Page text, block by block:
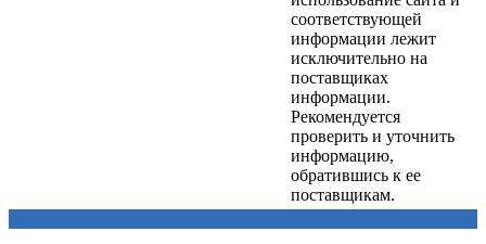
соответствующей
информации лежит
исключительно на
поставщиках
информации.
Рекомендуется
проверить и уточнить
информацию,
обратившись к ее
поставщикам.